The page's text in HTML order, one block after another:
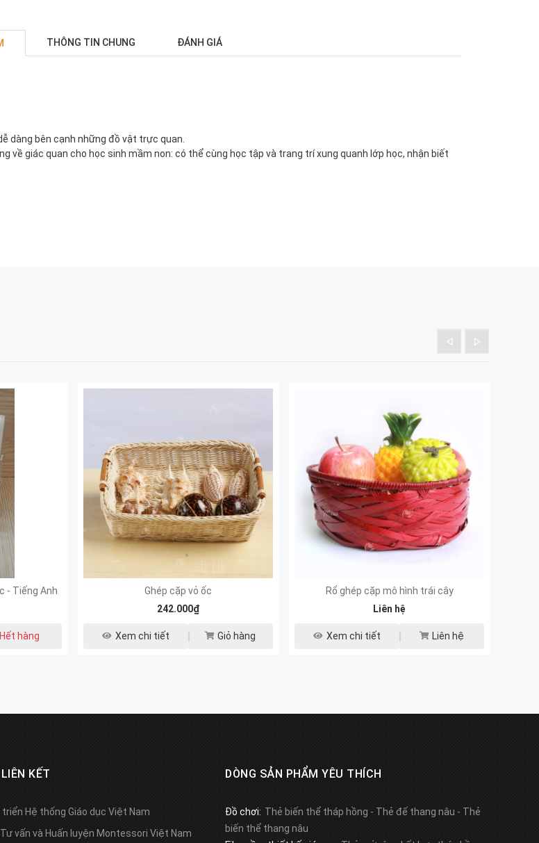
THÔNG TIN CHUNG ĐÁNH GIÁ
dàng bên cạnh những đồ vật trực quan.
về giác quan cho học sinh mầm non: có thể cùng học tập và trang trí xung quanh lớp học, nhận biết
- Tiếng Anh
Hết hàng
Ghép cặp vỏ ốc
242.000₫
Xem chi tiết Giỏ hàng
Rổ ghép cặp mô hình trái cây
Liên hệ
Xem chi tiết Liên hệ
KẾT
triển Hệ thống Giáo dục Việt Nam
vấn và Huấn luyện Montessori Việt Nam
DÒNG SẢN PHẨM YÊU THÍCH
Đồ chơi: Thẻ biến thể tháp hồng - Thẻ đế thang nâu - Thẻ
biến thể thang nâu